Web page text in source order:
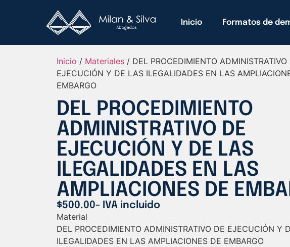
Inicio Formatos de
Inicio / Materiales / DEL PROCEDIMIENTO ADMINISTRATIVO
EJECUCIÓN Y DE LAS ILEGALIDADES EN LAS
EMBARGO
DEL PROCEDIMIENTO
ADMINISTRATIVO DE
EJECUCIÓN Y DE LAS
ILEGALIDADES EN LAS
AMPLIACIONES DE
$500.00- IVA incluido
Material
DEL PROCEDIMIENTO ADMINISTRATIVO DE EJECUCIÓN Y
ILEGALIDADES EN LAS AMPLIACIONES DE EMBARGO